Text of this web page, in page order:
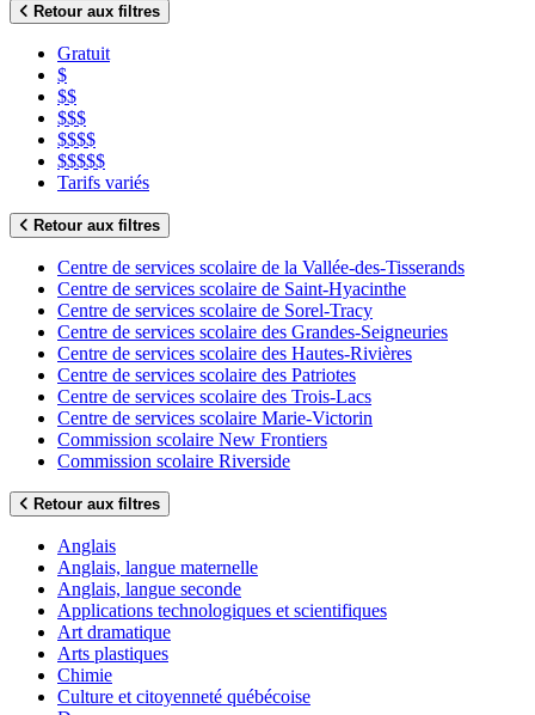
Retour aux filtres
Gratuit
$
$$
$$$
$$$$
$$$$$
Tarifs variés
Retour aux filtres
Centre de services scolaire de la Vallée-des-Tisserands
Centre de services scolaire de Saint-Hyacinthe
Centre de services scolaire de Sorel-Tracy
Centre de services scolaire des Grandes-Seigneuries
Centre de services scolaire des Hautes-Rivières
Centre de services scolaire des Patriotes
Centre de services scolaire des Trois-Lacs
Centre de services scolaire Marie-Victorin
Commission scolaire New Frontiers
Commission scolaire Riverside
Retour aux filtres
Anglais
Anglais, langue maternelle
Anglais, langue seconde
Applications technologiques et scientifiques
Art dramatique
Arts plastiques
Chimie
Culture et citoyenneté québécoise